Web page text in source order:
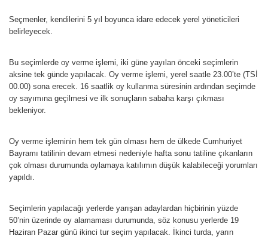
Seçmenler, kendilerini 5 yıl boyunca idare edecek yerel yöneticileri
belirleyecek.
Bu seçimlerde oy verme işlemi, iki güne yayılan önceki seçimlerin
aksine tek günde yapılacak. Oy verme işlemi, yerel saatle 23.00’te (TSİ
00.00) sona erecek. 16 saatlik oy kullanma süresinin ardından seçimde
oy sayımına geçilmesi ve ilk sonuçların sabaha karşı çıkması
bekleniyor.
Oy verme işleminin hem tek gün olması hem de ülkede Cumhuriyet
Bayramı tatilinin devam etmesi nedeniyle hafta sonu tatiline çıkanların
çok olması durumunda oylamaya katılımın düşük kalabileceği yorumları
yapıldı.
Seçimlerin yapılacağı yerlerde yarışan adaylardan hiçbirinin yüzde
50’nin üzerinde oy alamaması durumunda, söz konusu yerlerde 19
Haziran Pazar günü ikinci tur seçim yapılacak. İkinci turda, yarın